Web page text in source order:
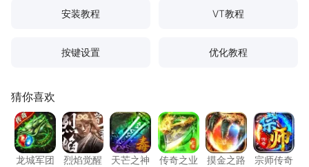
安装教程 VT教程
按键设置 优化教程
猜你喜欢
龙城军团
龙城军团
烈焰觉醒
烈焰觉醒
天芒之神
天芒之神
传奇之业
传奇之业
摸金之路
摸金之路
宗师传
宗师传奇